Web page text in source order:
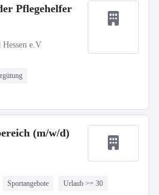
Pflegehelfer
e.V
(m/w/d)
Sportangebote Urlaub >= 30